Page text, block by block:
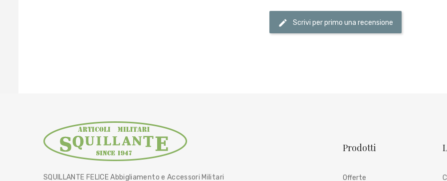
Scrivi per primo una recensione
SQUILLANTE FELICE Abbigliamento e Accessori Militari
Prodotti
Offerte